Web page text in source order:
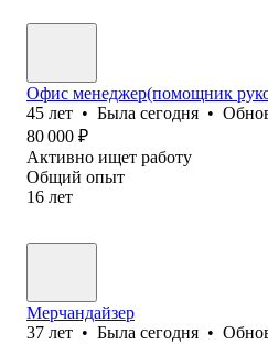
Офис менеджер(помощник
45 лет • Была сегодня •
80 000 ₽
Активно ищет работу
Общий опыт
16 лет
Мерчандайзер
37 лет • Была сегодня •